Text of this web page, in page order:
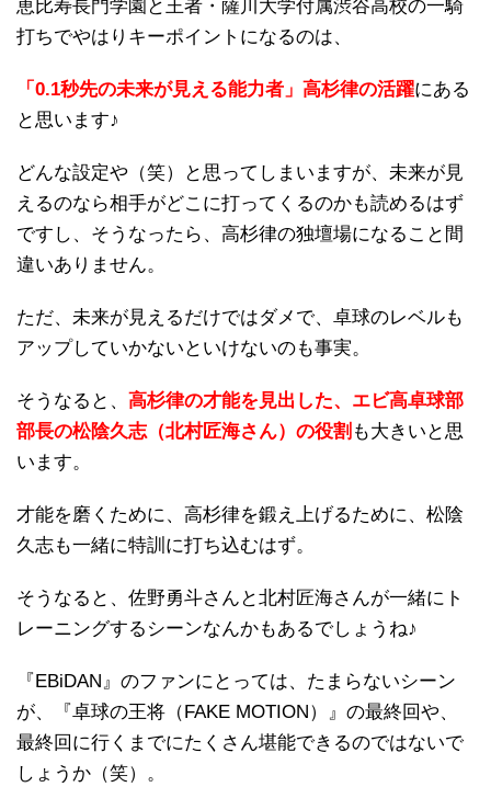
恵比寿長門学園と王者・薩川大学付属渋谷高校の一騎
打ちでやはりキーポイントになるのは、
「0.1秒先の未来が見える能力者」高杉律の活躍にある
と思います♪
どんな設定や（笑）と思ってしまいますが、未来が見
えるのなら相手がどこに打ってくるのかも読めるはず
ですし、そうなったら、高杉律の独壇場になること間
違いありません。
ただ、未来が見えるだけではダメで、卓球のレベルも
アップしていかないといけないのも事実。
そうなると、 高杉律の才能を見出した、エビ高卓球部
部長の松陰久志（北村匠海さん）の役割 も大きいと思
います。
才能を磨くために、高杉律を鍛え上げるために、松陰
久志も一緒に特訓に打ち込むはず。
そうなると、佐野勇斗さんと北村匠海さんが一緒にト
レーニングするシーンなんかもあるでしょうね♪
『EBiDAN』のファンにとっては、たまらないシーン
が、『卓球の王将（FAKE MOTION）』の最終回や、
最終回に行くまでにたくさん堪能できるのではないで
しょうか（笑）。